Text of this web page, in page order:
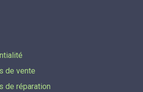
de vente
de réparation